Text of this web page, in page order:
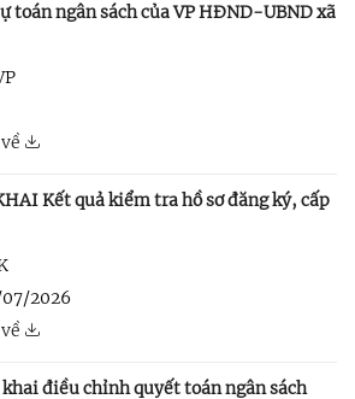
toán ngân sách của VP HĐND-UBND xã
Kết quả kiểm tra hồ sơ đăng ký, cấp
2026
khai điều chỉnh quyết toán ngân sách